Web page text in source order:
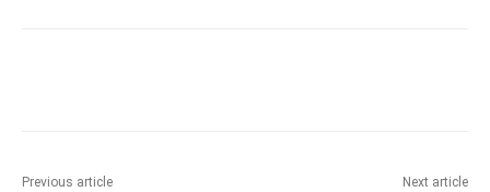
Previous article Next article